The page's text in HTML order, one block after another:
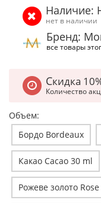
Наличие:
нет в наличии
Бренд:
все товары
Скидка
Количество
Объем:
Бордо Bordeaux
Какао Cacao 30 ml
Рожеве золото